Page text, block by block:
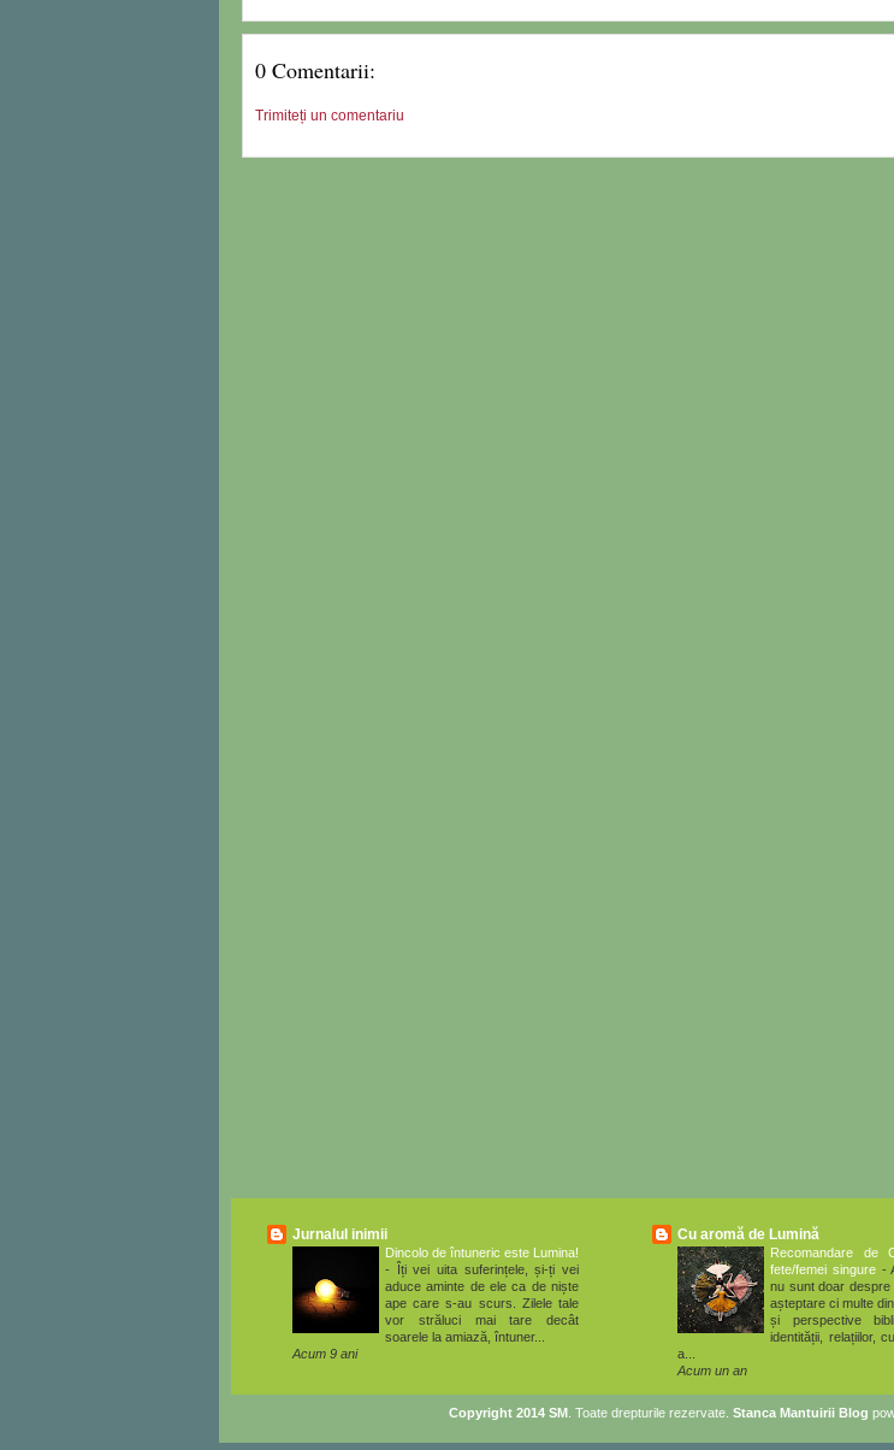
0 Comentarii:
Trimiteți un comentariu
Jurnalul inimii
Dincolo de întuneric este Lumina!
-
Îți vei uita suferințele, și-ți vei
aduce aminte de ele ca de niște
ape care s-au scurs. Zilele tale
vor străluci mai tare decât
soarele la amiază, întuner...
Acum 9 ani
Cu aromă de Lumină
Recomandare de
fete/femei singure -
nu sunt doar despre
așteptare ci multe
și perspective
identității, relațiilor,
a...
Acum un an
Copyright 2014 SM . Toate drepturile rezervate. Stanca Mantuirii Blog